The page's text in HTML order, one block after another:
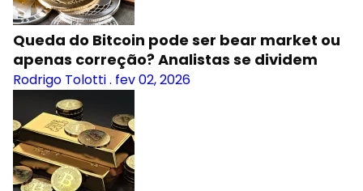
Queda do Bitcoin pode ser bear market ou
apenas correção? Analistas se dividem
Rodrigo Tolotti. fev 02, 2026